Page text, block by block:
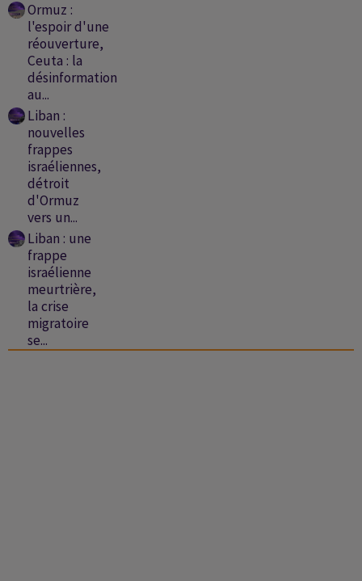
Ormuz :
l'espoir d'une
réouverture,
Ceuta : la
désinformation
au...
Liban :
nouvelles
frappes
israéliennes,
détroit
d'Ormuz
vers un...
Liban : une
frappe
israélienne
meurtrière,
la crise
migratoire
se...